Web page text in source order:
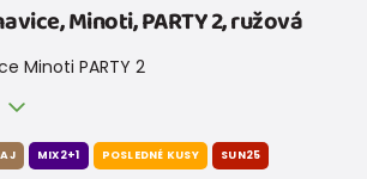
Minoti, PARTY 2, ružová
Minoti PARTY 2
MIX2+1 POSLEDNÉ KUSY SUN25